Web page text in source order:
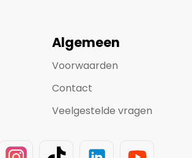
Algemeen
Voorwaarden
Contact
Veelgestelde vragen